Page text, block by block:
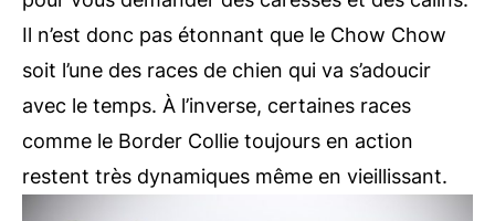
Il n’est donc pas étonnant que le Chow Chow
soit l’une des races de chien qui va s’adoucir
avec le temps. À l’inverse, certaines races
comme le Border Collie toujours en action
restent très dynamiques même en vieillissant.